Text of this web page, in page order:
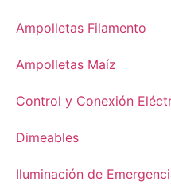
Ampolletas Filamento
Ampolletas Maíz
Control y Conexión
Dimeables
Iluminación de